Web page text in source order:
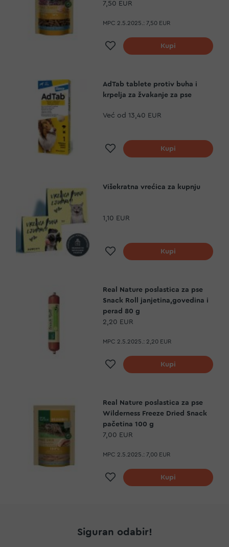
7,50 EUR
MPC 2.5.2025.: 7,50 EUR
Dodaj na listu želja
Kupi
AdTab tablete protiv buha i
krpelja za žvakanje za pse
Već od 13,40 EUR
Dodaj na listu želja
Kupi
Višekratna vrećica za kupnju
1,10 EUR
Dodaj na listu želja
Kupi
Real Nature poslastica za pse
Snack Roll janjetina,govedina i
perad 80 g
2,20 EUR
MPC 2.5.2025.: 2,20 EUR
Dodaj na listu želja
Kupi
Real Nature poslastica za pse
Wilderness Freeze Dried Snack
pačetina 100 g
7,00 EUR
MPC 2.5.2025.: 7,00 EUR
Dodaj na listu želja
Kupi
Siguran odabir!